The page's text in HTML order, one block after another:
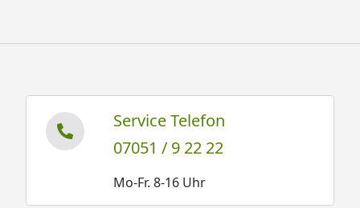
Service Telefon
07051 / 9 22 22
Mo-Fr. 8-16 Uhr